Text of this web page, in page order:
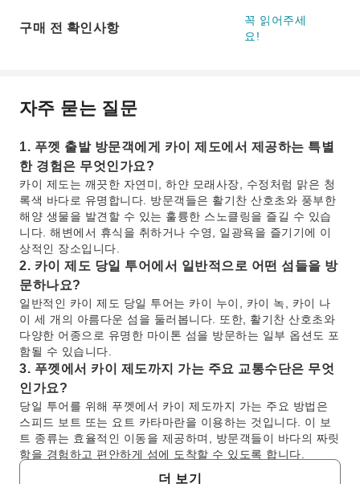
구매 전 확인사항
꼭 읽어주세
요!
자주 묻는 질문
1. 푸껫 출발 방문객에게 카이 제도에서 제공하는 특별
한 경험은 무엇인가요?
카이 제도는 깨끗한 자연미, 하얀 모래사장, 수정처럼 맑은 청
록색 바다로 유명합니다. 방문객들은 활기찬 산호초와 풍부한
해양 생물을 발견할 수 있는 훌륭한 스노클링을 즐길 수 있습
니다. 해변에서 휴식을 취하거나 수영, 일광욕을 즐기기에 이
상적인 장소입니다.
2. 카이 제도 당일 투어에서 일반적으로 어떤 섬들을 방
문하나요?
일반적인 카이 제도 당일 투어는 카이 누이, 카이 녹, 카이 나
이 세 개의 아름다운 섬을 둘러봅니다. 또한, 활기찬 산호초와
다양한 어종으로 유명한 마이톤 섬을 방문하는 일부 옵션도 포
함될 수 있습니다.
3. 푸껫에서 카이 제도까지 가는 주요 교통수단은 무엇
인가요?
당일 투어를 위해 푸껫에서 카이 제도까지 가는 주요 방법은
스피드 보트 또는 요트 카타마란을 이용하는 것입니다. 이 보
트 종류는 효율적인 이동을 제공하며, 방문객들이 바다의 짜릿
함을 경험하고 편안하게 섬에 도착할 수 있도록 합니다.
4. 카이 누이 섬이 스노클링 명소로 인기 있는 이유는
더 보기